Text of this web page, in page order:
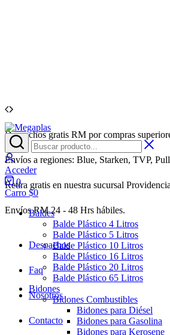
Despachos gratis RM por compras
Envíos a regiones: Blue, Starken, TVP,
Retira gratis en nuestra sucursal Providencia
Envíos RM 24 - 48 Hrs hábiles.
Despachos
Faq
Nosotros
Contacto
Megaplas
Venta
de
Envases
Plásticos
por
Mayor
Acceder
Acceder
0
Carro $0
Baldes
Balde Plástico 4 Litros
Balde Plástico 5 Litros
Balde Plástico 10 Litros
Balde Plástico 16 Litros
Balde Plástico 20 Litros
Balde Plástico 65 Litros
Bidones
Bidones Combustibles
Bidones para Diésel
Bidones para Gasolina
Bidones para Kerosene